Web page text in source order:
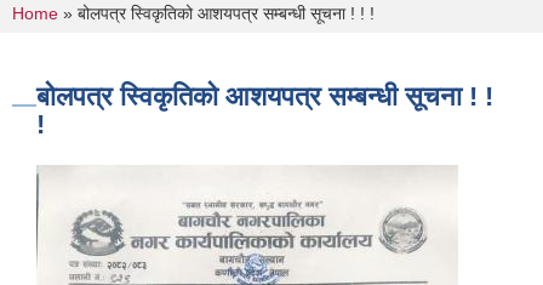
You are here
Home » बोलपत्र स्विकृतिको आशयपत्र सम्बन्धी सूचना ! ! !
बोलपत्र स्विकृतिको आशयपत्र सम्बन्धी सूचना ! !
!